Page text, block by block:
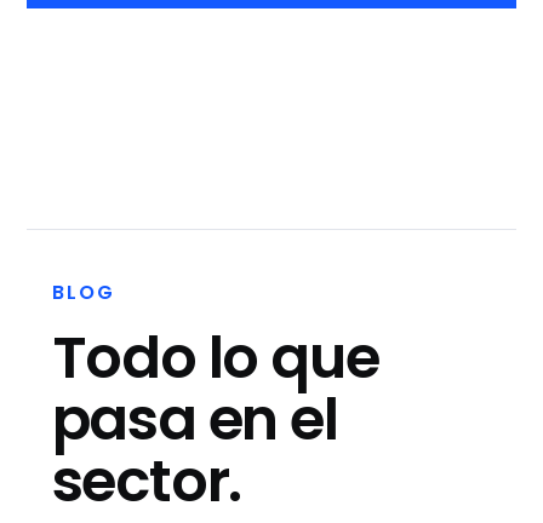
BLOG
Todo lo que
pasa en el
sector.